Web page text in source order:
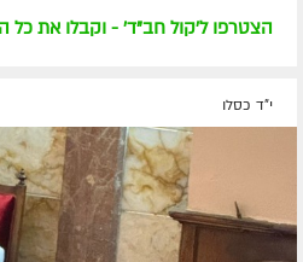
הצטרפו ל'קול חב"ד' - וקבלו את כל
י"ד כסלו